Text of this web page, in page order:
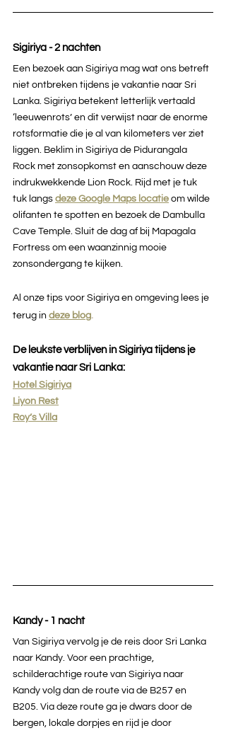
Sigiriya - 2 nachten
Een bezoek aan Sigiriya mag wat ons betreft
niet ontbreken tijdens je vakantie naar Sri
Lanka. Sigiriya betekent letterlijk vertaald
‘leeuwenrots’ en dit verwijst naar de enorme
rotsformatie die je al van kilometers ver ziet
liggen. Beklim in Sigiriya de Pidurangala
Rock met zonsopkomst en aanschouw deze
indrukwekkende Lion Rock. Rijd met je tuk
tuk langs deze Google Maps locatie om wilde
olifanten te spotten en bezoek de Dambulla
Cave Temple. Sluit de dag af bij Mapagala
Fortress om een waanzinnig mooie
zonsondergang te kijken.
Al onze tips voor Sigiriya en omgeving lees je
terug in deze blog.
De leukste verblijven in Sigiriya tijdens je
vakantie naar Sri Lanka:
Hotel Sigiriya
Liyon Rest
Roy’s Villa
Kandy - 1 nacht
Van Sigiriya vervolg je de reis door Sri Lanka
naar Kandy. Voor een prachtige,
schilderachtige route van Sigiriya naar
Kandy volg dan de route via de B257 en
B205. Via deze route ga je dwars door de
bergen, lokale dorpjes en rijd je door